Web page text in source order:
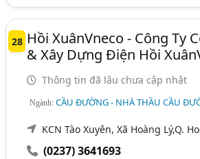
28 Hồi XuânVneco - Công Ty
& Xây Dựng Điện Hồi
Thông tin đã lâu chưa cập nhật
Ngành:CẦU ĐƯỜNG - NHÀ THẦU CẦU
KCN Tào Xuyên, Xã Hoàng Lý,Q.
(0237) 3641693